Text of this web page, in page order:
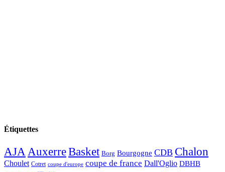
Étiquettes
AJA AuxerreBasket Borg Bourgogne CDB Chalon
Choulet Cotret coupe d'europe coupe de france Dall'Oglio DBHB